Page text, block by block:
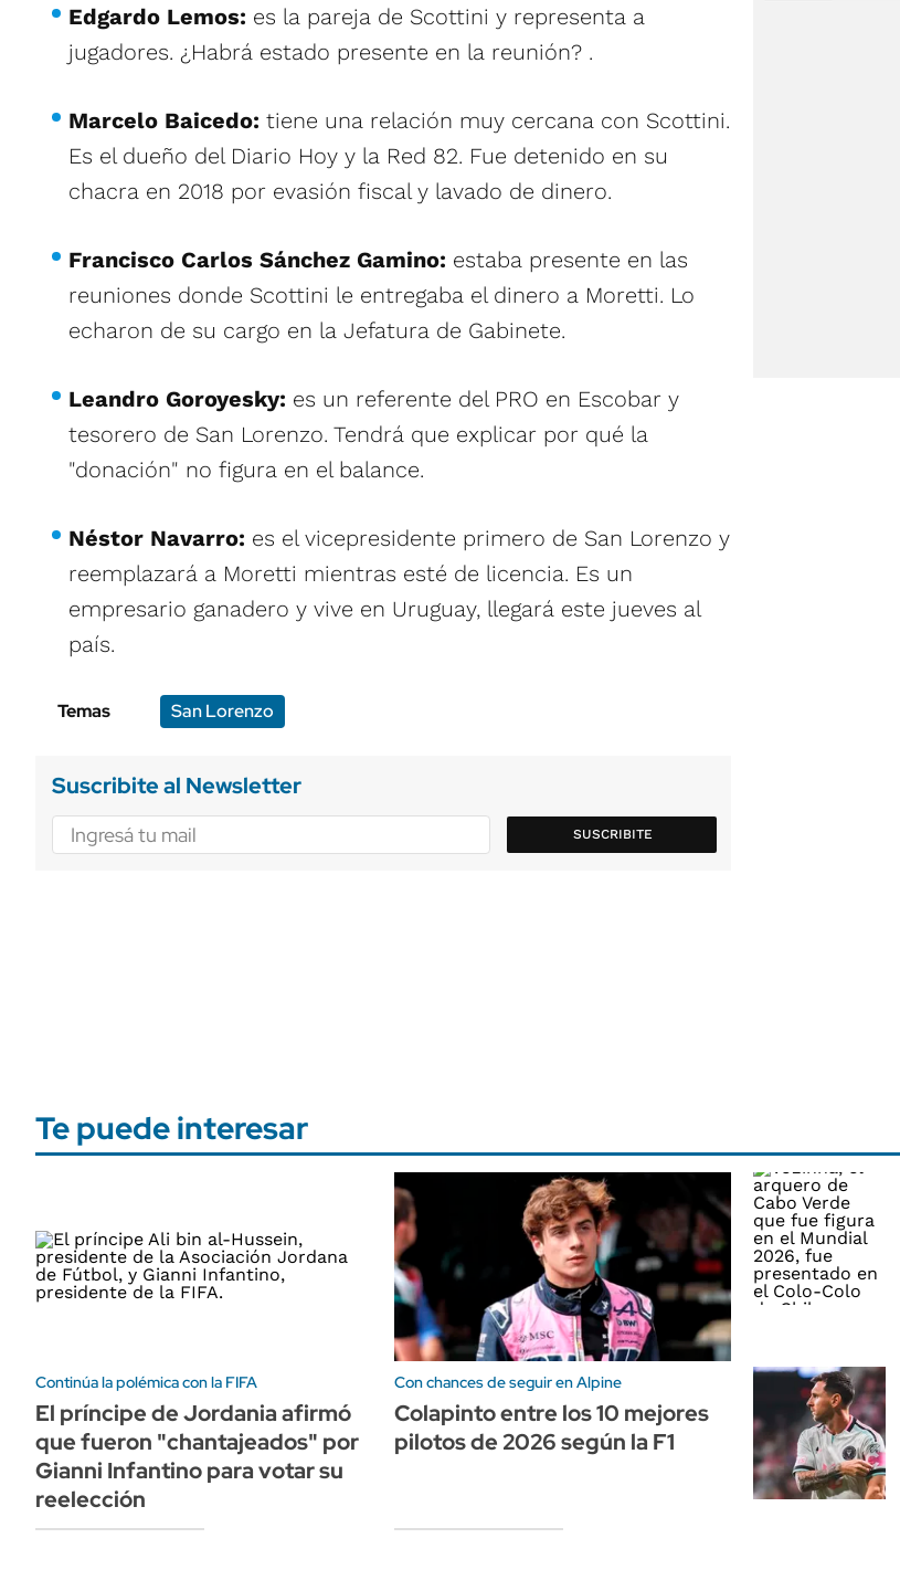
Edgardo Lemos: es la pareja de Scottini y representa a
jugadores. ¿Habrá estado presente en la reunión? .
Marcelo Baicedo: tiene una relación muy cercana con Scottini.
Es el dueño del Diario Hoy y la Red 82. Fue detenido en su
chacra en 2018 por evasión fiscal y lavado de dinero.
Francisco Carlos Sánchez Gamino: estaba presente en las
reuniones donde Scottini le entregaba el dinero a Moretti. Lo
echaron de su cargo en la Jefatura de Gabinete.
Leandro Goroyesky: es un referente del PRO en Escobar y
tesorero de San Lorenzo. Tendrá que explicar por qué la
"donación" no figura en el balance.
Néstor Navarro: es el vicepresidente primero de San Lorenzo y
reemplazará a Moretti mientras esté de licencia. Es un
empresario ganadero y vive en Uruguay, llegará este jueves al
país.
Temas San Lorenzo
Suscribite al Newsletter
SUSCRIBITE
Te puede interesar
Continúa la polémica con la FIFA
El príncipe de Jordania afirmó
que fueron "chantajeados" por
Gianni Infantino para votar su
reelección
Con chances de seguir en Alpine
Colapinto entre los 10 mejores
pilotos de 2026 según la F1